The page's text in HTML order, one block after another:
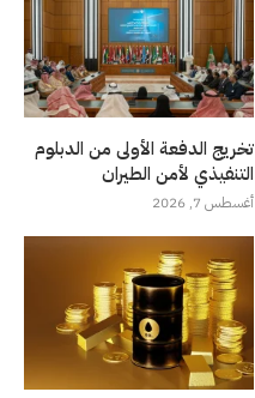
تخريج الدفعة الأولى من الدبلوم
التنفيذي لأمن الطيران
أغسطس 7, 2026